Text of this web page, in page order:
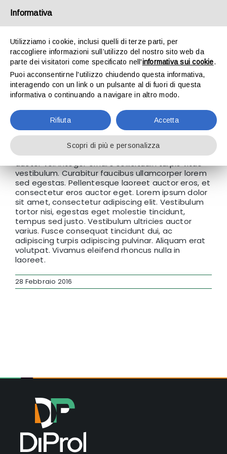
Toggle
Navigation
Chi siamo
Linee di prodotto
Contatti
WHAT IS INCLUDED WITH MY
PURCHASE OF AVADA?
Nunc euismod lobortis massa, id sollicitudin augue
auctor vel. Integer ornare sollicitudin turpis vitae
vestibulum. Curabitur faucibus ullamcorper lorem
sed egestas. Pellentesque laoreet auctor eros, et
consectetur eros auctor eget. Lorem ipsum dolor
sit amet, consectetur adipiscing elit. Vestibulum
tortor nisi, egestas eget molestie tincidunt,
tempus sed justo. Vestibulum ultricies auctor
varius. Fusce consequat tincidunt dui, ac
adipiscing turpis adipiscing pulvinar. Aliquam erat
volutpat. Vivamus eleifend rhoncus nulla in
laoreet.
28 Febbraio 2016
Informativa
Utilizziamo i cookie, inclusi quelli di terze parti, per
raccogliere informazioni sull’utilizzo del nostro sito web da
parte dei visitatori come specificato nell'informativa sui cookie.
Puoi acconsentirne l'utilizzo chiudendo questa informativa,
interagendo con un link o un pulsante al di fuori di questa
informativa o continuando a navigare in altro modo.
Rifiuta Accetta
Scopri di più e personalizza